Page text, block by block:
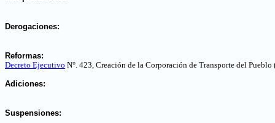
Derogaciones:
Reformas:
Decreto Ejecutivo N°. 423, Creación de la Corporación de Transporte del Pueblo
Adiciones:
Suspensiones: